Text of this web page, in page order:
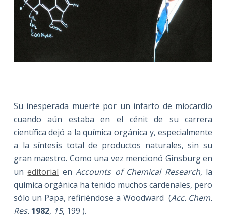
Su inesperada muerte por un infarto de miocardio
cuando aún estaba en el cénit de su carrera
científica dejó a la química orgánica y, especialmente
a la síntesis total de productos naturales, sin su
gran maestro. Como una vez mencionó Ginsburg en
uneditorial enAccounts of Chemical Research, la
química orgánica ha tenido muchos cardenales, pero
sólo un Papa, refiriéndose a Woodward (Acc. Chem.
Res. 1982, 15, 199 ).